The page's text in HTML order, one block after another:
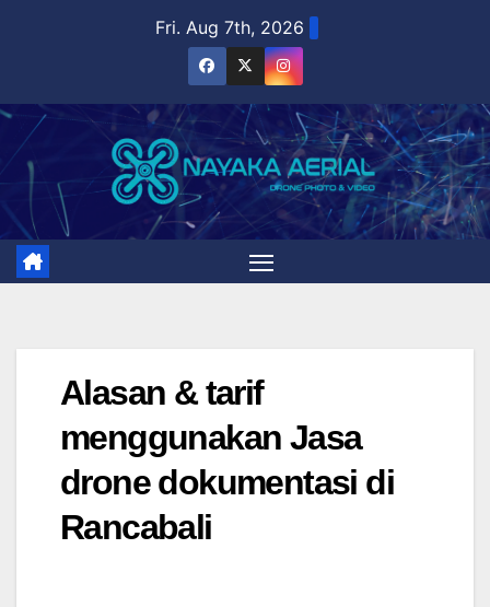
Fri. Aug 7th, 2026
Alasan & tarif
menggunakan Jasa
drone dokumentasi di
Rancabali